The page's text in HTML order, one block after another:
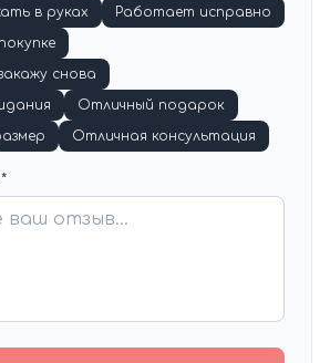
в руках
Работает исправно
снова
Отличный подарок
Отличная консультация